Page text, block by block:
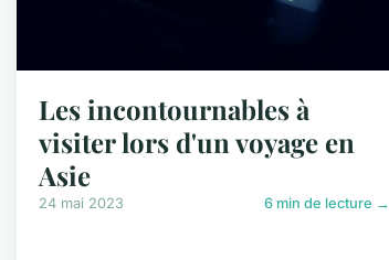
Les incontournables à
visiter lors d'un voyage en
Asie
24 mai 2023 6 min de lecture →